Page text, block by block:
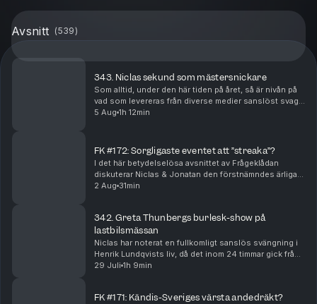
Avsnitt (539)
343. Niclas sekund som mästersnickare
Som alltid, under den här tiden på året, så är nivån på
vad som levereras från diverse medier sanslöst svag –
men vad är det mest bisarra som går att rota fram från
5 Aug 1h 12min
FK #172: Sorgligaste eventet att ”streaka”?
I det här betydelselösa avsnittet av Frågeklådan
diskuterar Niclas & Jonatan den förstnämndes ärliga
syn på TV-spel, vilket som är det sorgligaste
2 Aug 31min
342. Greta Thunbergs burlesk-show på
lastbilsmässan
Niclas har noterat en fullkomligt sanslös svängning i
Henrik Lundqvists liv, då det inom 24 timmar gick från
lyxig fläd till motsatsen. Vi plockar ut ett härligt gäng
29 Juli 1h 9min
FK #171: Kändis-Sveriges värsta andedräkt?